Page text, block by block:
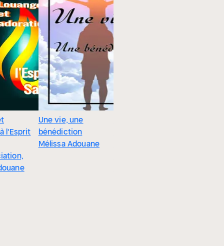
l'Esprit
Une vie, une
bénédiction
Mélissa Adouane